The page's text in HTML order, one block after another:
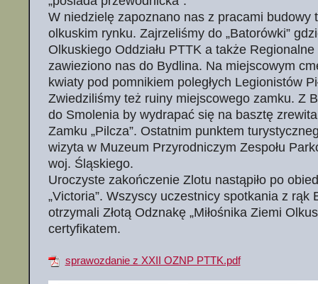
W niedzielę zapoznano nas z pracami budowy
olkuskim rynku. Zajrzeliśmy do „Batorówki”
Olkuskiego Oddziału PTTK a także
zawieziono nas do Bydlina. Na miejscowym
kwiaty pod pomnikiem poległych Legionistów
Zwiedziliśmy też ruiny miejscowego zamku. Z
do Smolenia by wydrapać się na basztę
Zamku „Pilcza”. Ostatnim punktem
wizyta w Muzeum Przyrodniczym Zespołu
woj. Śląskiego.
Uroczyste zakończenie Zlotu nastąpiło po
„Victoria”. Wszyscy uczestnicy spotkania z rąk
otrzymali Złotą Odznakę „Miłośnika Ziemi
certyfikatem.
sprawozdanie z XXII OZNP PTTK.pdf